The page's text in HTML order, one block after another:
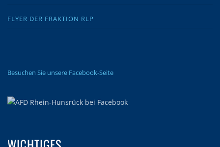
FLYER DER FRAKTION RLP
Besuchen Sie unsere Facebook-Seite